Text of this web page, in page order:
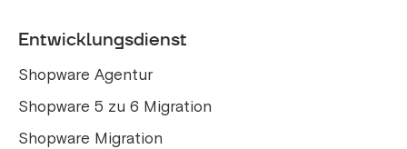
Entwicklungsdienst
Shopware Agentur
Shopware 5 zu 6 Migration
Shopware Migration